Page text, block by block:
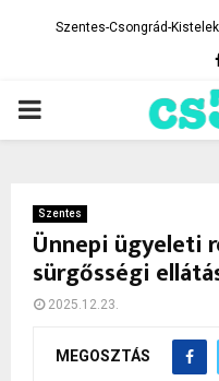
Szentes-Csongrád-
PRIMARY
Szentes
Ünnepi ügyeleti
sürgősségi
2025.12.23.
MEGOSZTÁS